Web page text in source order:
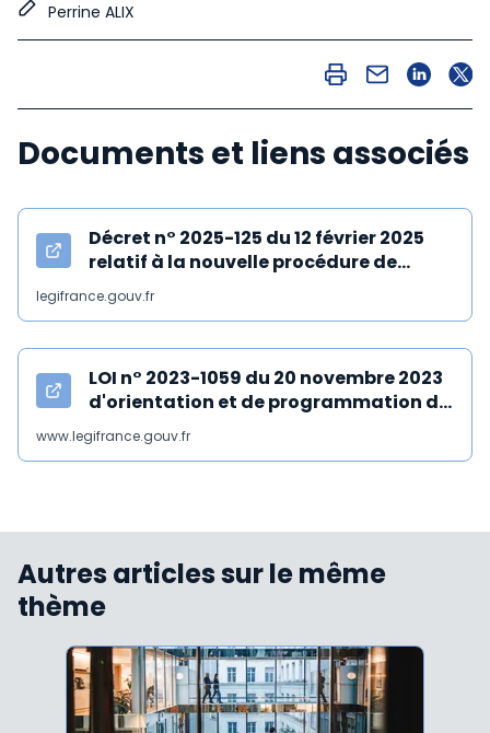
Perrine ALIX
Documents et liens associés
Décret n° 2025-125 du 12 février 2025
relatif à la nouvelle procédure de
saisie des rémunérations
legifrance.gouv.fr
LOI n° 2023-1059 du 20 novembre 2023
d'orientation et de programmation du
ministère de la justice 2023-2027,
article 47
www.legifrance.gouv.fr
Autres articles sur le même
thème